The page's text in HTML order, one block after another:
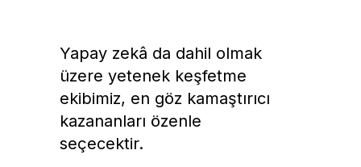
Yapay zekâ da dahil olmak
üzere yetenek keşfetme
ekibimiz, en göz kamaştırıcı
kazananları özenle
seçecektir.